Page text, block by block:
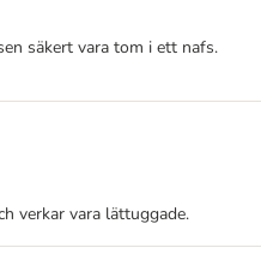
säkert vara tom i ett nafs.
verkar vara lättuggade.